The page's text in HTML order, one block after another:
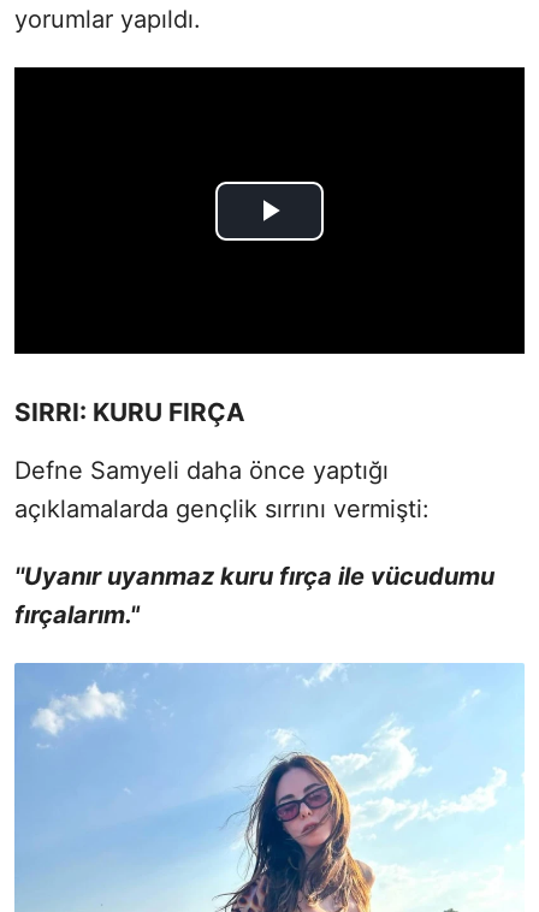
yorumlar yapıldı.
SIRRI: KURU FIRÇA
Defne Samyeli daha önce yaptığı
açıklamalarda gençlik sırrını vermişti:
''Uyanır uyanmaz kuru fırça ile vücudumu
fırçalarım."